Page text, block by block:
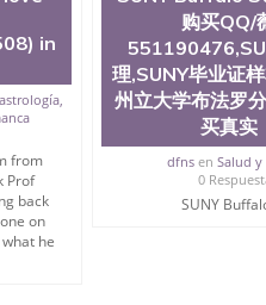
尼亚州的著名综合性公立大学
，杰出的本科教育质量，被《
上千的海外学生前往求学。 至
机构，并获誉为美国本科教育
优异。其毕业生大多可以在其
四的学期提供许多相应科系的
州立大学都占据着加州所有大
山-圣何塞地区为全美的重要科
界60余国的学生来此就读。其
学等，深受性肯定及好评；而
与学习。 二、办理流程： 1、
图； 4、电子图做好发给客户
in
from
Prof
back
on
he
购买QQ/
理,SUNY毕业证
州立大学布法罗
买真实
dfns enSalud y
0
SUNY